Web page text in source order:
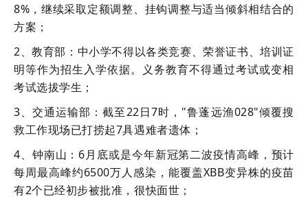
8%，继续采取定额调整、挂钩调整与适当倾斜相结合的
方案；
2、教育部：中小学不得以各类竞赛、荣誉证书、培训证
明等作为招生入学依据。义务教育不得通过考试或变相
考试选拔学生；
3、交通运输部：截至22日7时，"鲁蓬远渔028"倾覆搜
救工作现场已打捞起7具遇难者遗体；
4、钟南山：6月底或是今年新冠第二波疫情高峰，预计
每周最高峰约6500万人感染，能覆盖XBB变异株的疫苗
有2个已经初步被批准，很快面世；